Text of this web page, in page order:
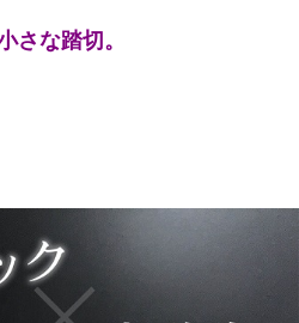
さな踏切。